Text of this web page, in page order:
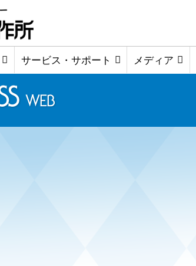
サービス・サポート メディア